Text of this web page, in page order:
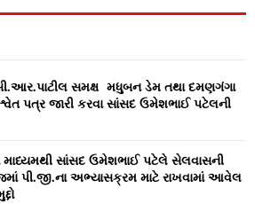
R
H
સમક્ષ મધુબન ડેમ તથા દમણગંગા
શ્વેત પત્ર જારી કરવા સાંસદ ઉમેશભાઈ પટેલની
માધ્‍યમથી સાંસદ ઉમેશભાઈ પટેલે સેલવાસની
પી.જી.ના અભ્‍યાસક્રમ માટે રાખવામાં આવેલ